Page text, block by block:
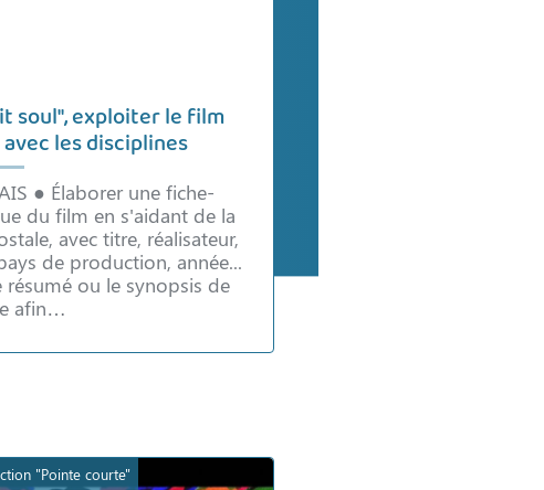
soul", exploiter le film
les disciplines
● Élaborer une fiche-
du film en s'aidant de la
avec titre, réalisateur,
de production, année...
résumé ou le synopsis de
afin…
"Pointe courte"